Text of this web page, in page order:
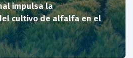
impulsa la
cultivo de alfalfa en el